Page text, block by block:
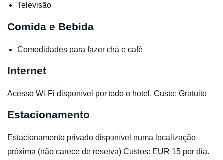
Televisão
Comida e Bebida
Comodidades para fazer chá e café
Internet
Acesso Wi-Fi disponível por todo o hotel. Custo: Gratuito
Estacionamento
Estacionamento privado disponível numa localização
próxima (não carece de reserva) Custos: EUR 15 por dia.